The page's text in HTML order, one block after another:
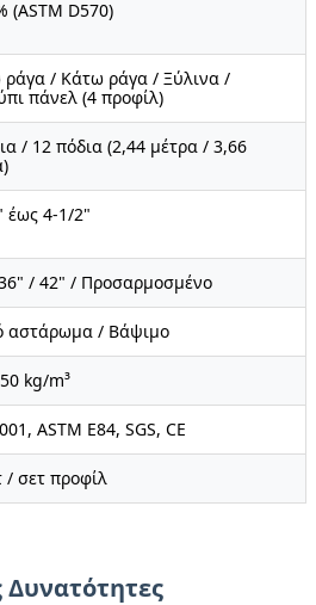
(ASTM D570)
/ Κάτω ράγα / Ξύλινα /
πάνελ (4 προφίλ)
/ 12 πόδια (2,44 μέτρα / 3,66
έως 4-1/2"
/ 42" / Προσαρμοσμένο
αστάρωμα / Βάψιμο
kg/m³
ASTM E84, SGS, CE
/ σετ προφίλ
Δυνατότητες